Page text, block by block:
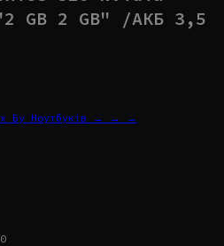
GB 2 GB" /АКБ 3,5
Бу Ноутбуків → → →